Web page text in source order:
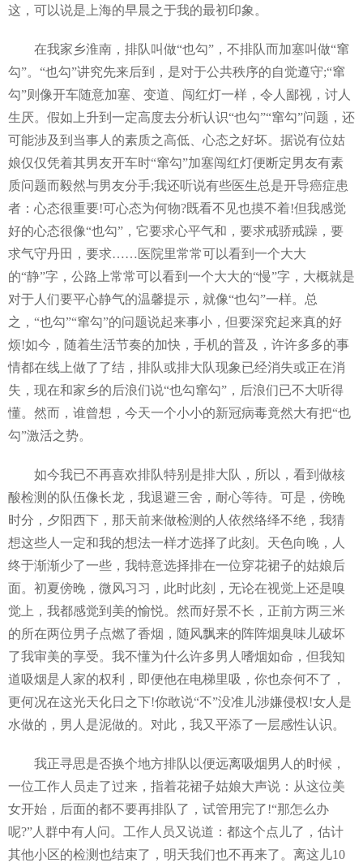
这，可以说是上海的早晨之于我的最初印象。
在我家乡淮南，排队叫做“也勾”，不排队而加塞叫做“窜
勾”。“也勾”讲究先来后到，是对于公共秩序的自觉遵守;“窜
勾”则像开车随意加塞、变道、闯红灯一样，令人鄙视，讨人
生厌。假如上升到一定高度去分析认识“也勾”“窜勾”问题，还
可能涉及到当事人的素质之高低、心态之好坏。据说有位姑
娘仅仅凭着其男友开车时“窜勾”加塞闯红灯便断定男友有素
质问题而毅然与男友分手;我还听说有些医生总是开导癌症患
者：心态很重要!可心态为何物?既看不见也摸不着!但我感觉
好的心态很像“也勾”，它要求心平气和，要求戒骄戒躁，要
求气守丹田，要求……医院里常常可以看到一个大大
的“静”字，公路上常常可以看到一个大大的“慢”字，大概就是
对于人们要平心静气的温馨提示，就像“也勾”一样。总
之，“也勾”“窜勾”的问题说起来事小，但要深究起来真的好
烦!如今，随着生活节奏的加快，手机的普及，许许多多的事
情都在线上做了了结，排队或排大队现象已经消失或正在消
失，现在和家乡的后浪们说“也勾窜勾”，后浪们已不大听得
懂。然而，谁曾想，今天一个小小的新冠病毒竟然大有把“也
勾”激活之势。
如今我已不再喜欢排队特别是排大队，所以，看到做核
酸检测的队伍像长龙，我退避三舍，耐心等待。可是，傍晚
时分，夕阳西下，那天前来做检测的人依然络绎不绝，我猜
想这些人一定和我的想法一样才选择了此刻。天色向晚，人
终于渐渐少了一些，我特意选择排在一位穿花裙子的姑娘后
面。初夏傍晚，微风习习，此时此刻，无论在视觉上还是嗅
觉上，我都感觉到美的愉悦。然而好景不长，正前方两三米
的所在两位男子点燃了香烟，随风飘来的阵阵烟臭味儿破坏
了我审美的享受。我不懂为什么许多男人嗜烟如命，但我知
道吸烟是人家的权利，即便他在电梯里吸，你也奈何不了，
更何况在这光天化日之下!你敢说“不”没准儿涉嫌侵权!女人是
水做的，男人是泥做的。对此，我又平添了一层感性认识。
我正寻思是否换个地方排队以便远离吸烟男人的时候，
一位工作人员走了过来，指着花裙子姑娘大声说：从这位美
女开始，后面的都不要再排队了，试管用完了!“那怎么办
呢?”人群中有人问。工作人员又说道：都这个点儿了，估计
其他小区的检测也结束了，明天我们也不再来了。离这儿10